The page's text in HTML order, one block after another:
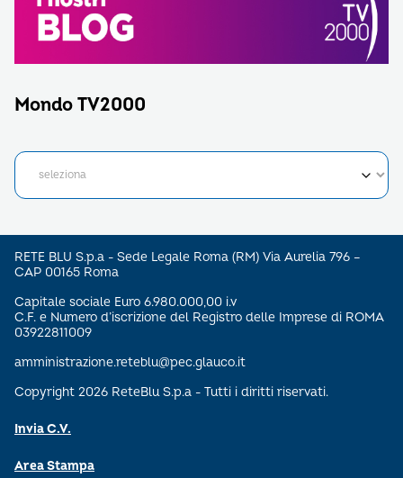
Mondo TV2000
RETE BLU S.p.a - Sede Legale Roma (RM) Via Aurelia 796 –
CAP 00165 Roma
Capitale sociale Euro 6.980.000,00 i.v
C.F. e Numero d’iscrizione del Registro delle Imprese di ROMA
03922811009
amministrazione.reteblu@pec.glauco.it
Copyright 2026 ReteBlu S.p.a - Tutti i diritti riservati.
Invia C.V.
Area Stampa